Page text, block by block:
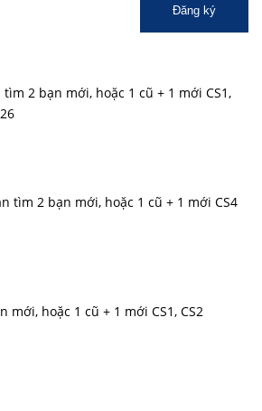
Đăng ký
2 bạn mới, hoặc 1 cũ + 1 mới CS1,
tìm 2 bạn mới, hoặc 1 cũ + 1 mới CS4
mới, hoặc 1 cũ + 1 mới CS1, CS2